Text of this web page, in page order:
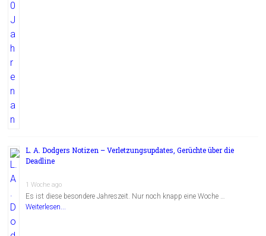
L. A. Dodgers Notizen – Verletzungsupdates, Gerüchte über die
Deadline
1 Woche ago
Es ist diese besondere Jahreszeit. Nur noch knapp eine Woche …
Weiterlesen...